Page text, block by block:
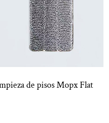
Uso húmedo y seco Mini